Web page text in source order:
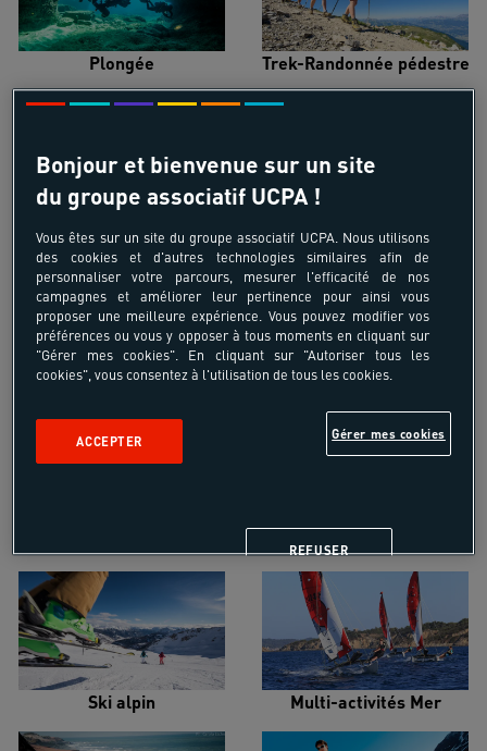
Plongée Trek-Randonnée pédestre
Croisière voilier Alpinisme
Snowboard
Ski alpin Multi-activités Mer
Bonjour et bienvenue sur un site
du groupe associatif UCPA !
Vous êtes sur un site du groupe associatif UCPA. Nous utilisons
des cookies et d'autres technologies similaires afin de
personnaliser votre parcours, mesurer l'efficacité de nos
campagnes et améliorer leur pertinence pour ainsi vous
proposer une meilleure expérience. Vous pouvez modifier vos
préférences ou vous y opposer à tous moments en cliquant sur
"Gérer mes cookies". En cliquant sur "Autoriser tous les
cookies", vous consentez à l'utilisation de tous les cookies.
Gérer mes cookies
REFUSER
ACCEPTER